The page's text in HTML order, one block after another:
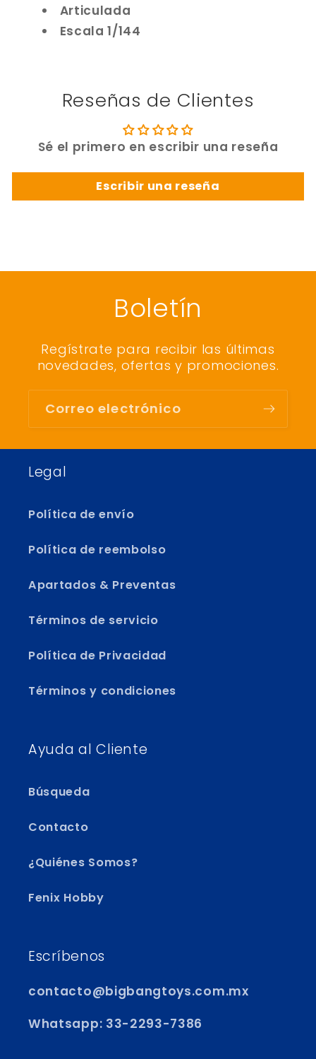
Articulada
Escala 1/144
Reseñas de Clientes
Sé el primero en escribir una reseña
Escribir una reseña
Boletín
Regístrate para recibir las últimas
novedades, ofertas y promociones.
Correo electrónico
Legal
Política de envío
Política de reembolso
Apartados & Preventas
Términos de servicio
Política de Privacidad
Términos y condiciones
Ayuda al Cliente
Búsqueda
Contacto
¿Quiénes Somos?
Fenix Hobby
Escríbenos
contacto@bigbangtoys.com.mx
Whatsapp: 33-2293-7386